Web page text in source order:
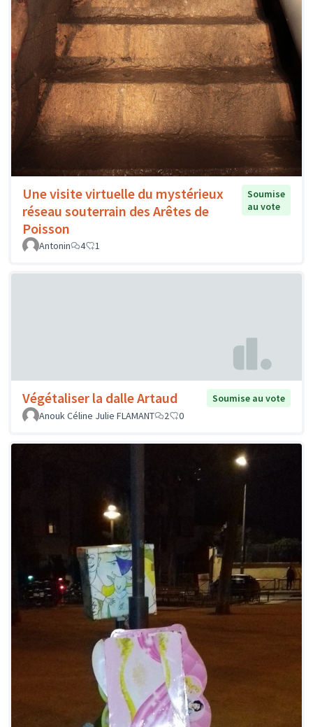
Une visite virtuelle du mystérieux
réseau souterrain des Arêtes de
Poisson
Soumise
au vote
Antonin 4 1
Végétaliser la dalle Artaud
Soumise au vote
Anouk Céline Julie FLAMANT
2 0